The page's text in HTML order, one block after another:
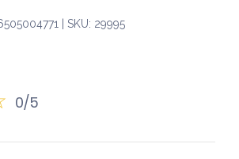
| SKU: 29995
0/5